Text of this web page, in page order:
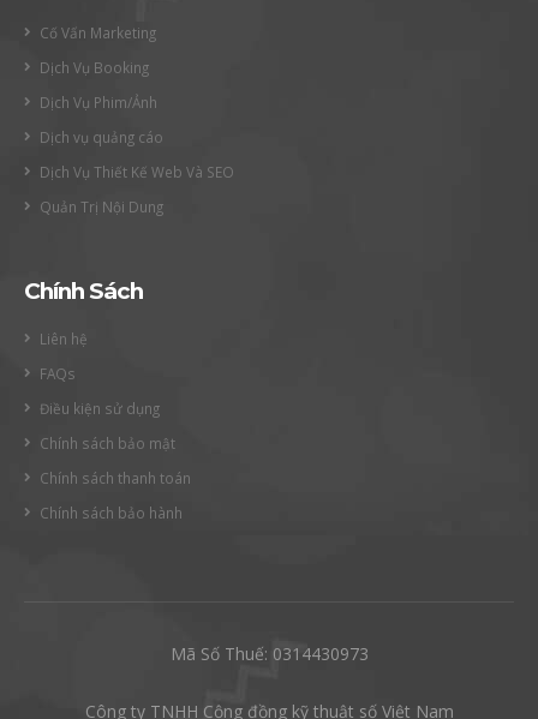
Cố Vấn Marketing
Dịch Vụ Booking
Dịch Vụ Phim/Ảnh
Dịch vụ quảng cáo
Dịch Vụ Thiết Kế Web Và SEO
Quản Trị Nội Dung
Chính Sách
Liên hệ
FAQs
Điều kiện sử dụng
Chính sách bảo mật
Chính sách thanh toán
Chính sách bảo hành
Mã Số Thuế: 0314430973
Công ty TNHH Cộng đồng kỹ thuật số Việt Nam